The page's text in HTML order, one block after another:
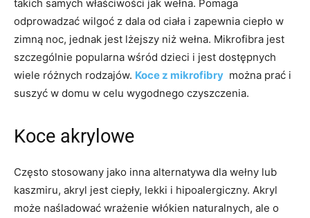
takich samych właściwości jak wełna. Pomaga
odprowadzać wilgoć z dala od ciała i zapewnia ciepło w
zimną noc, jednak jest lżejszy niż wełna. Mikrofibra jest
szczególnie popularna wśród dzieci i jest dostępnych
wiele różnych rodzajów. Koce z mikrofibry można prać i
suszyć w domu w celu wygodnego czyszczenia.
Koce akrylowe
Często stosowany jako inna alternatywa dla wełny lub
kaszmiru, akryl jest ciepły, lekki i hipoalergiczny. Akryl
może naśladować wrażenie włókien naturalnych, ale o